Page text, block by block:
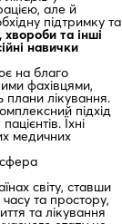
але й
підтримку та
та інші
навички
на благо
фахівцями,
плани лікування.
підхід
Їхні
медичних
світу, ставши
та простору,
та лікування